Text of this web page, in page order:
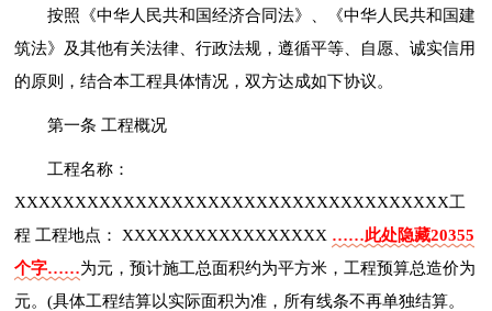
按照《中华人民共和国经济合同法》、《中华人民共和国建
筑法》及其他有关法律、行政法规，遵循平等、自愿、诚实信用
的原则，结合本工程具体情况，双方达成如下协议。
第一条 工程概况
工程名称：
XXXXXXXXXXXXXXXXXXXXXXXXXXXXXXXXXXXX工
程 工程地点： XXXXXXXXXXXXXXXXX ……此处隐藏20355
个字……为元，预计施工总面积约为平方米，工程预算总造价为
元。(具体工程结算以实际面积为准，所有线条不再单独结算。